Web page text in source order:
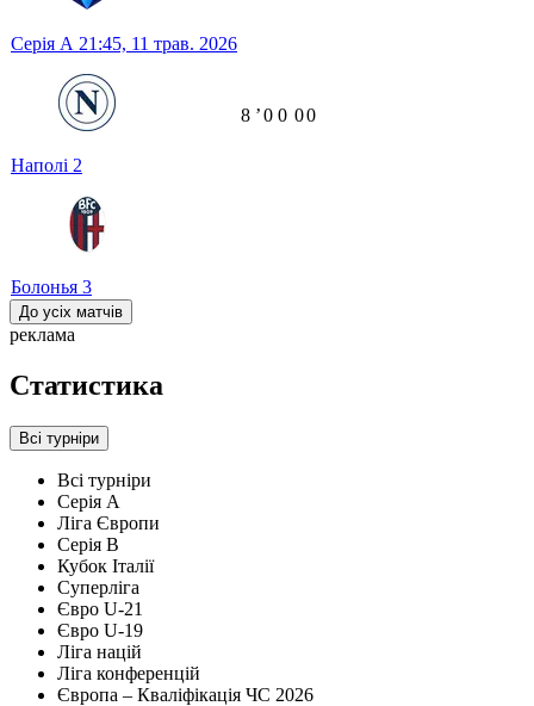
Серія А 21:45, 11 трав. 2026
Наполі 2
Болонья 3
8 ʼ0 0 00
До усіх матчів
реклама
Статистика
Всі турніри
Всі турніри
Серія А
Ліга Європи
Серія B
Кубок Італії
Суперліга
Євро U-21
Євро U-19
Ліга націй
Ліга конференцій
Європа – Кваліфікація ЧС 2026